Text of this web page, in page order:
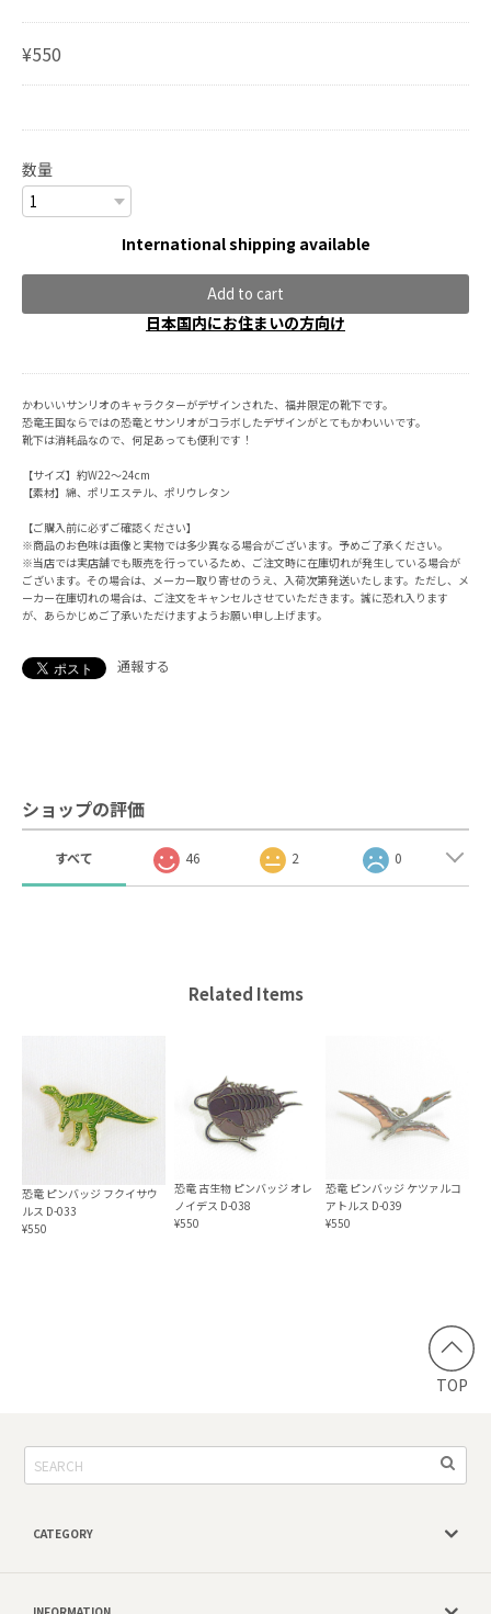
¥550
数量
International shipping available
Add to cart
日本国内にお住まいの方向け
かわいいサンリオのキャラクターがデザインされた、福井限定の靴下です。
恐竜王国ならではの恐竜とサンリオがコラボしたデザインがとてもかわいいです。
靴下は消耗品なので、何足あっても便利です！
【サイズ】約W22～24cm
【素材】綿、ポリエステル、ポリウレタン
【ご購入前に必ずご確認ください】
※商品のお色味は画像と実物では多少異なる場合がございます。予めご了承ください。
※当店では実店舗でも販売を行っているため、ご注文時に在庫切れが発生している場合が
ございます。その場合は、メーカー取り寄せのうえ、入荷次第発送いたします。ただし、メ
ーカー在庫切れの場合は、ご注文をキャンセルさせていただきます。誠に恐れ入ります
が、あらかじめご了承いただけますようお願い申し上げます。
通報する
ショップの評価
すべて 46 2 0
Related Items
恐竜 ピンバッジ フクイサウ
ルス D-033
¥550
恐竜 古生物 ピンバッジ オレ
ノイデス D-038
¥550
恐竜 ピンバッジ ケツァルコ
アトルス D-039
¥550
TOP
CATEGORY